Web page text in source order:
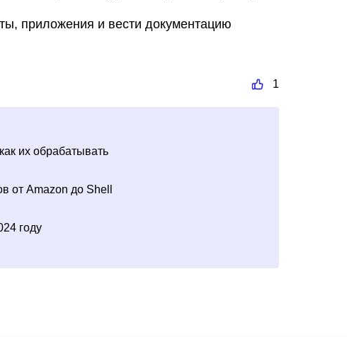
приложения и вести документацию
1
их обрабатывать
от Amazon до Shell
году